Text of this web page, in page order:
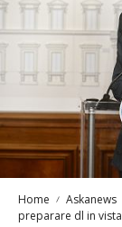
Home Askanews
preparare dl in